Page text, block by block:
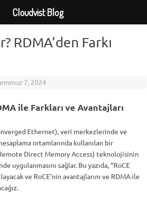
RDMA’den Farkı
7, 2024
ile Farkları ve Avantajları
Ethernet), veri merkezlerinde ve
ortamlarında kullanılan bir
Direct Memory Access) teknolojisinin
uygulanmasını sağlar. Bu yazıda, “RoCE
ve RoCE’nin avantajlarını ve RDMA ile
Cloudvist Blog